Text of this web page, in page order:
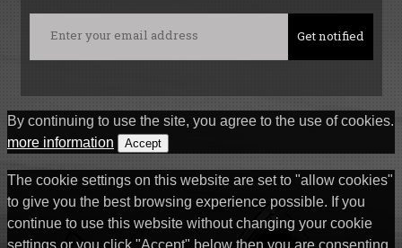
By continuing to use the site, you agree to the use of cookies.
more information
Accept
The cookie settings on this website are set to "allow cookies"
to give you the best browsing experience possible. If you
continue to use this website without changing your cookie
settings or you click "Accept" below then you are consenting